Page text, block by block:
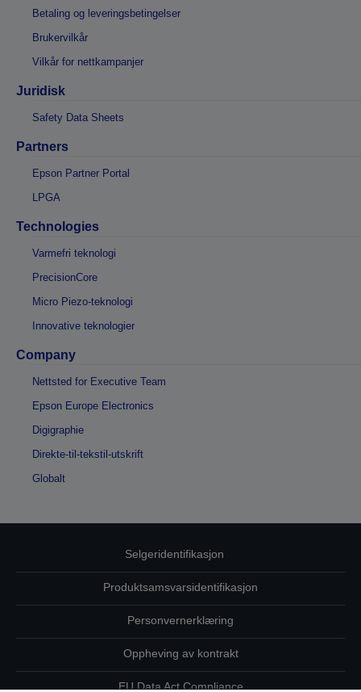
Betaling og leveringsbetingelser
Brukervilkår
Vilkår for nettkampanjer
Juridisk
Safety Data Sheets
Partners
Epson Partner Portal
LPGA
Technologies
Varmefri teknologi
PrecisionCore
Micro Piezo-teknologi
Innovative teknologier
Company
Nettsted for Executive Team
Epson Europe Electronics
Digigraphie
Direkte-til-tekstil-utskrift
Globalt
Selgeridentifikasjon
Produktsamsvarsidentifikasjon
Personvernerklæring
Oppheving av kontrakt
EU Data Act Compliance